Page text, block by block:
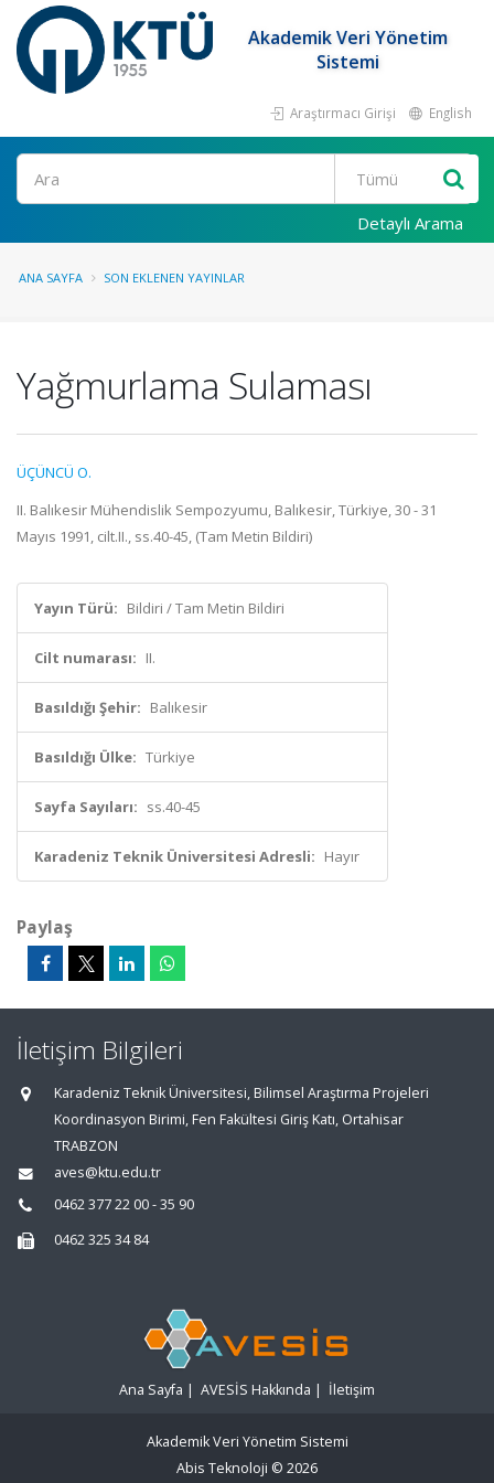
Akademik Veri Yönetim
Sistemi
Araştırmacı Girişi English
Ara
Detaylı Arama
ANA SAYFA SON EKLENEN YAYINLAR
Yağmurlama Sulaması
ÜÇÜNCÜ O.
II. Balıkesir Mühendislik Sempozyumu, Balıkesir, Türkiye, 30 - 31
Mayıs 1991, cilt.II., ss.40-45, (Tam Metin Bildiri)
Yayın Türü: Bildiri / Tam Metin Bildiri
Cilt numarası: II.
Basıldığı Şehir: Balıkesir
Basıldığı Ülke: Türkiye
Sayfa Sayıları: ss.40-45
Karadeniz Teknik Üniversitesi Adresli: Hayır
Paylaş
İletişim Bilgileri
Karadeniz Teknik Üniversitesi, Bilimsel Araştırma Projeleri
Koordinasyon Birimi, Fen Fakültesi Giriş Katı, Ortahisar
TRABZON
aves@ktu.edu.tr
0462 377 22 00 - 35 90
0462 325 34 84
Ana Sayfa | AVESİS Hakkında | İletişim
Akademik Veri Yönetim Sistemi
Abis Teknoloji © 2026